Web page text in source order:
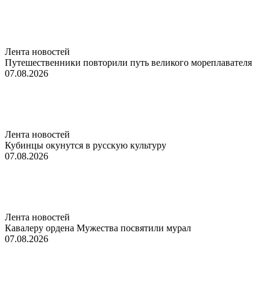
Лента новостей
Путешественники повторили путь великого мореплавателя
07.08.2026
Лента новостей
Кубинцы окунутся в русскую культуру
07.08.2026
Лента новостей
Кавалеру ордена Мужества посвятили мурал
07.08.2026